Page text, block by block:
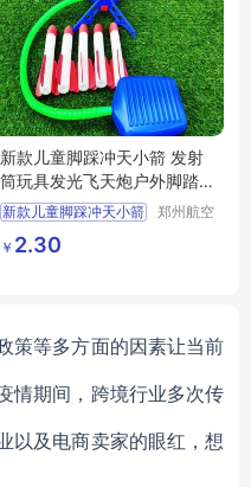
新款儿童脚踩冲天小箭 发射
筒玩具发光飞天炮户外脚踏
式发射器
新款儿童脚踩冲天小箭
发射筒玩具发光飞天炮
户外脚踏式发射器
郑州航空
￥ 2.30
策等多方面的因素让当前
情期间，跨境行业多次传
以及电商卖家的眼红，想